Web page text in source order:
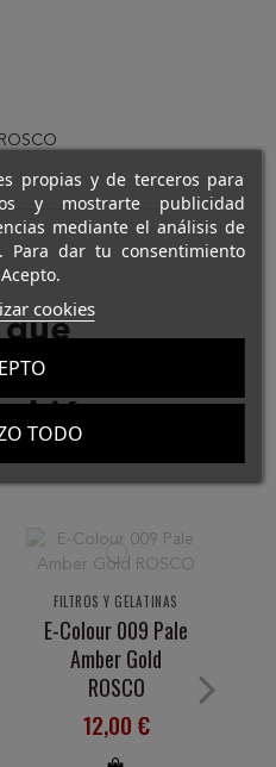
que
FILTROS Y GELATINAS
E-Colour 009 Pale
Amber Gold
ROSCO
12,00 €
propias y de terceros para
y mostrarte publicidad
mediante el análisis de
Para dar tu consentimiento
cookies
TODO